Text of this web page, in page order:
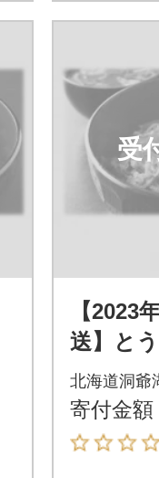
受
【2023
送】と
具
箱
北海道洞爺
寄付金額